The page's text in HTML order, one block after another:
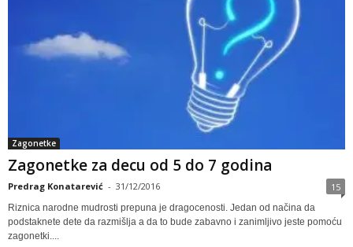
Zagonetke
Zagonetke za decu od 5 do 7 godina
Predrag Konatarević - 31/12/2016 15
Riznica narodne mudrosti prepuna je dragocenosti. Jedan od načina da
podstaknete dete da razmišlja a da to bude zabavno i zanimljivo jeste pomoću
zagonetki....